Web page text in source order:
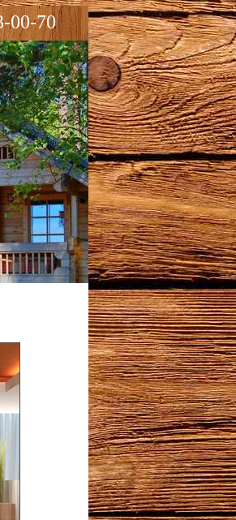
00-70